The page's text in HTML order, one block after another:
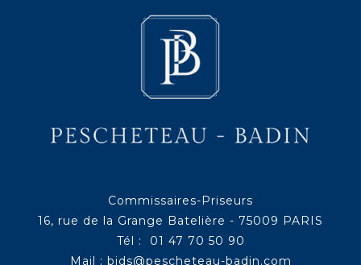
Commissaires-Priseurs
16, rue de la Grange Batelière - 75009 PARIS
Tél : 01 47 70 50 90
Mail : bids@pescheteau-badin.com